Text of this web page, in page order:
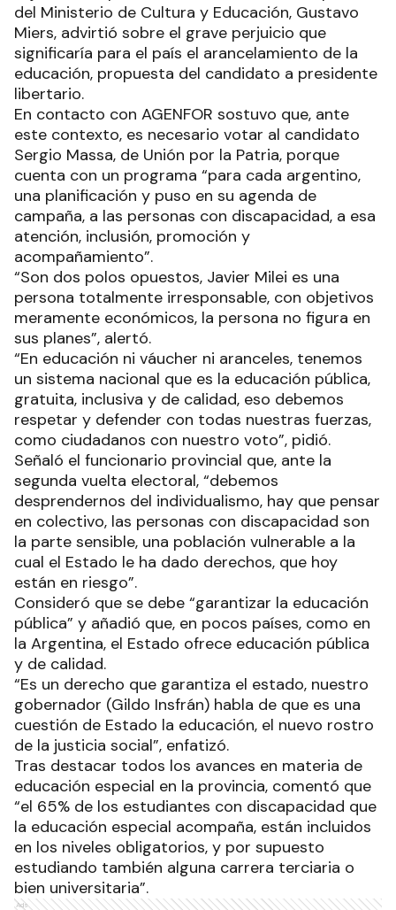
del Ministerio de Cultura y Educación, Gustavo
Miers, advirtió sobre el grave perjuicio que
significaría para el país el arancelamiento de la
educación, propuesta del candidato a presidente
libertario.
En contacto con AGENFOR sostuvo que, ante
este contexto, es necesario votar al candidato
Sergio Massa, de Unión por la Patria, porque
cuenta con un programa “para cada argentino,
una planificación y puso en su agenda de
campaña, a las personas con discapacidad, a esa
atención, inclusión, promoción y
acompañamiento”.
“Son dos polos opuestos, Javier Milei es una
persona totalmente irresponsable, con objetivos
meramente económicos, la persona no figura en
sus planes”, alertó.
“En educación ni váucher ni aranceles, tenemos
un sistema nacional que es la educación pública,
gratuita, inclusiva y de calidad, eso debemos
respetar y defender con todas nuestras fuerzas,
como ciudadanos con nuestro voto”, pidió.
Señaló el funcionario provincial que, ante la
segunda vuelta electoral, “debemos
desprendernos del individualismo, hay que pensar
en colectivo, las personas con discapacidad son
la parte sensible, una población vulnerable a la
cual el Estado le ha dado derechos, que hoy
están en riesgo”.
Consideró que se debe “garantizar la educación
pública” y añadió que, en pocos países, como en
la Argentina, el Estado ofrece educación pública
y de calidad.
“Es un derecho que garantiza el estado, nuestro
gobernador (Gildo Insfrán) habla de que es una
cuestión de Estado la educación, el nuevo rostro
de la justicia social”, enfatizó.
Tras destacar todos los avances en materia de
educación especial en la provincia, comentó que
“el 65% de los estudiantes con discapacidad que
la educación especial acompaña, están incluidos
en los niveles obligatorios, y por supuesto
estudiando también alguna carrera terciaria o
bien universitaria”.
Ads